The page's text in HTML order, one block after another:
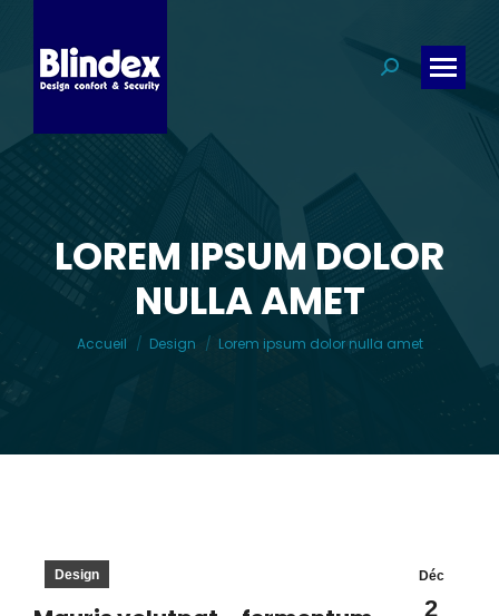
Search:
LOREM IPSUM DOLOR
NULLA AMET
Vous êtes ici :
Accueil Design Lorem ipsum dolor nulla amet
Déc
2
Design